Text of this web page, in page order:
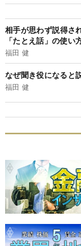
相手が思わず説得さ
「たとえ話」の使い
福田 健
なぜ聞き役になると
福田 健